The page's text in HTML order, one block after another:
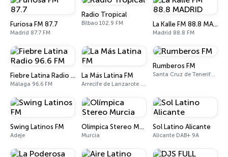
Furiosa FM 87.7
Madrid 87.7 FM
Radio Tropical
Bilbao 102.9 FM La Kalle FM 88.8 MADRID
Madrid 88.8 FM
Fiebre Latina Radio 96.6 FM
Málaga 96.6 FM
La Más Latina FM
Arrecife de Lanzarote 107.4 FM
Rumberos FM
Santa Cruz de Tenerife 99.2 FM
Swing Latinos FM
Adeje
Olímpica Stereo Murcia
Murcia
Sol Latino Alicante
Alicante DAB+ 9A